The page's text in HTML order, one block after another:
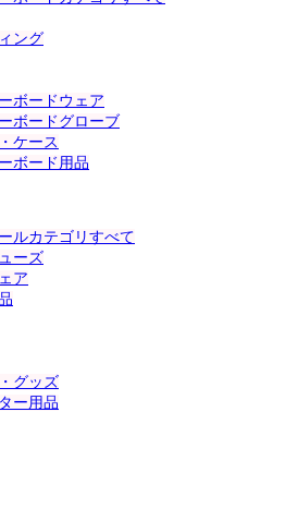
ング
ボードウェア
ボードグローブ
ケース
ボード用品
ルカテゴリすべて
ーズ
ア
グッズ
ー用品